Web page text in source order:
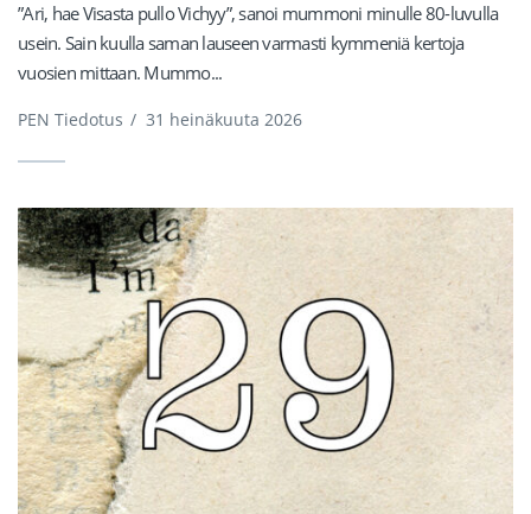
”Ari, hae Visasta pullo Vichyy”, sanoi mummoni minulle 80-luvulla
usein. Sain kuulla saman lauseen varmasti kymmeniä kertoja
vuosien mittaan. Mummo...
PEN Tiedotus / 31 heinäkuuta 2026